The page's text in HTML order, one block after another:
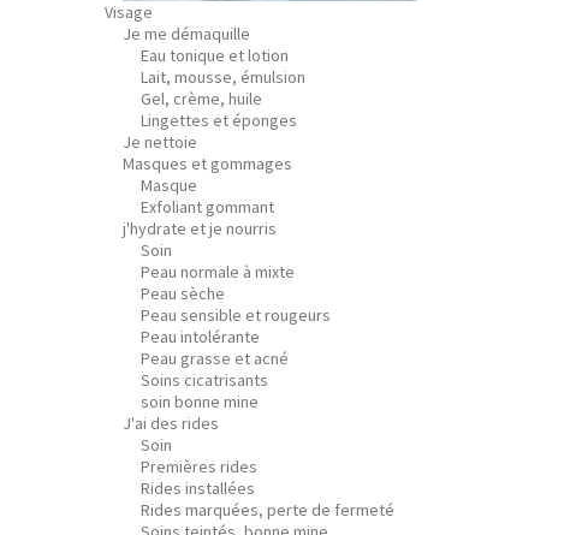
Visage
Je me démaquille
Eau tonique et lotion
Lait, mousse, émulsion
Gel, crème, huile
Lingettes et éponges
Je nettoie
Masques et gommages
Masque
Exfoliant gommant
j'hydrate et je nourris
Soin
Peau normale à mixte
Peau sèche
Peau sensible et rougeurs
Peau intolérante
Peau grasse et acné
Soins cicatrisants
soin bonne mine
J'ai des rides
Soin
Premières rides
Rides installées
Rides marquées, perte de fermeté